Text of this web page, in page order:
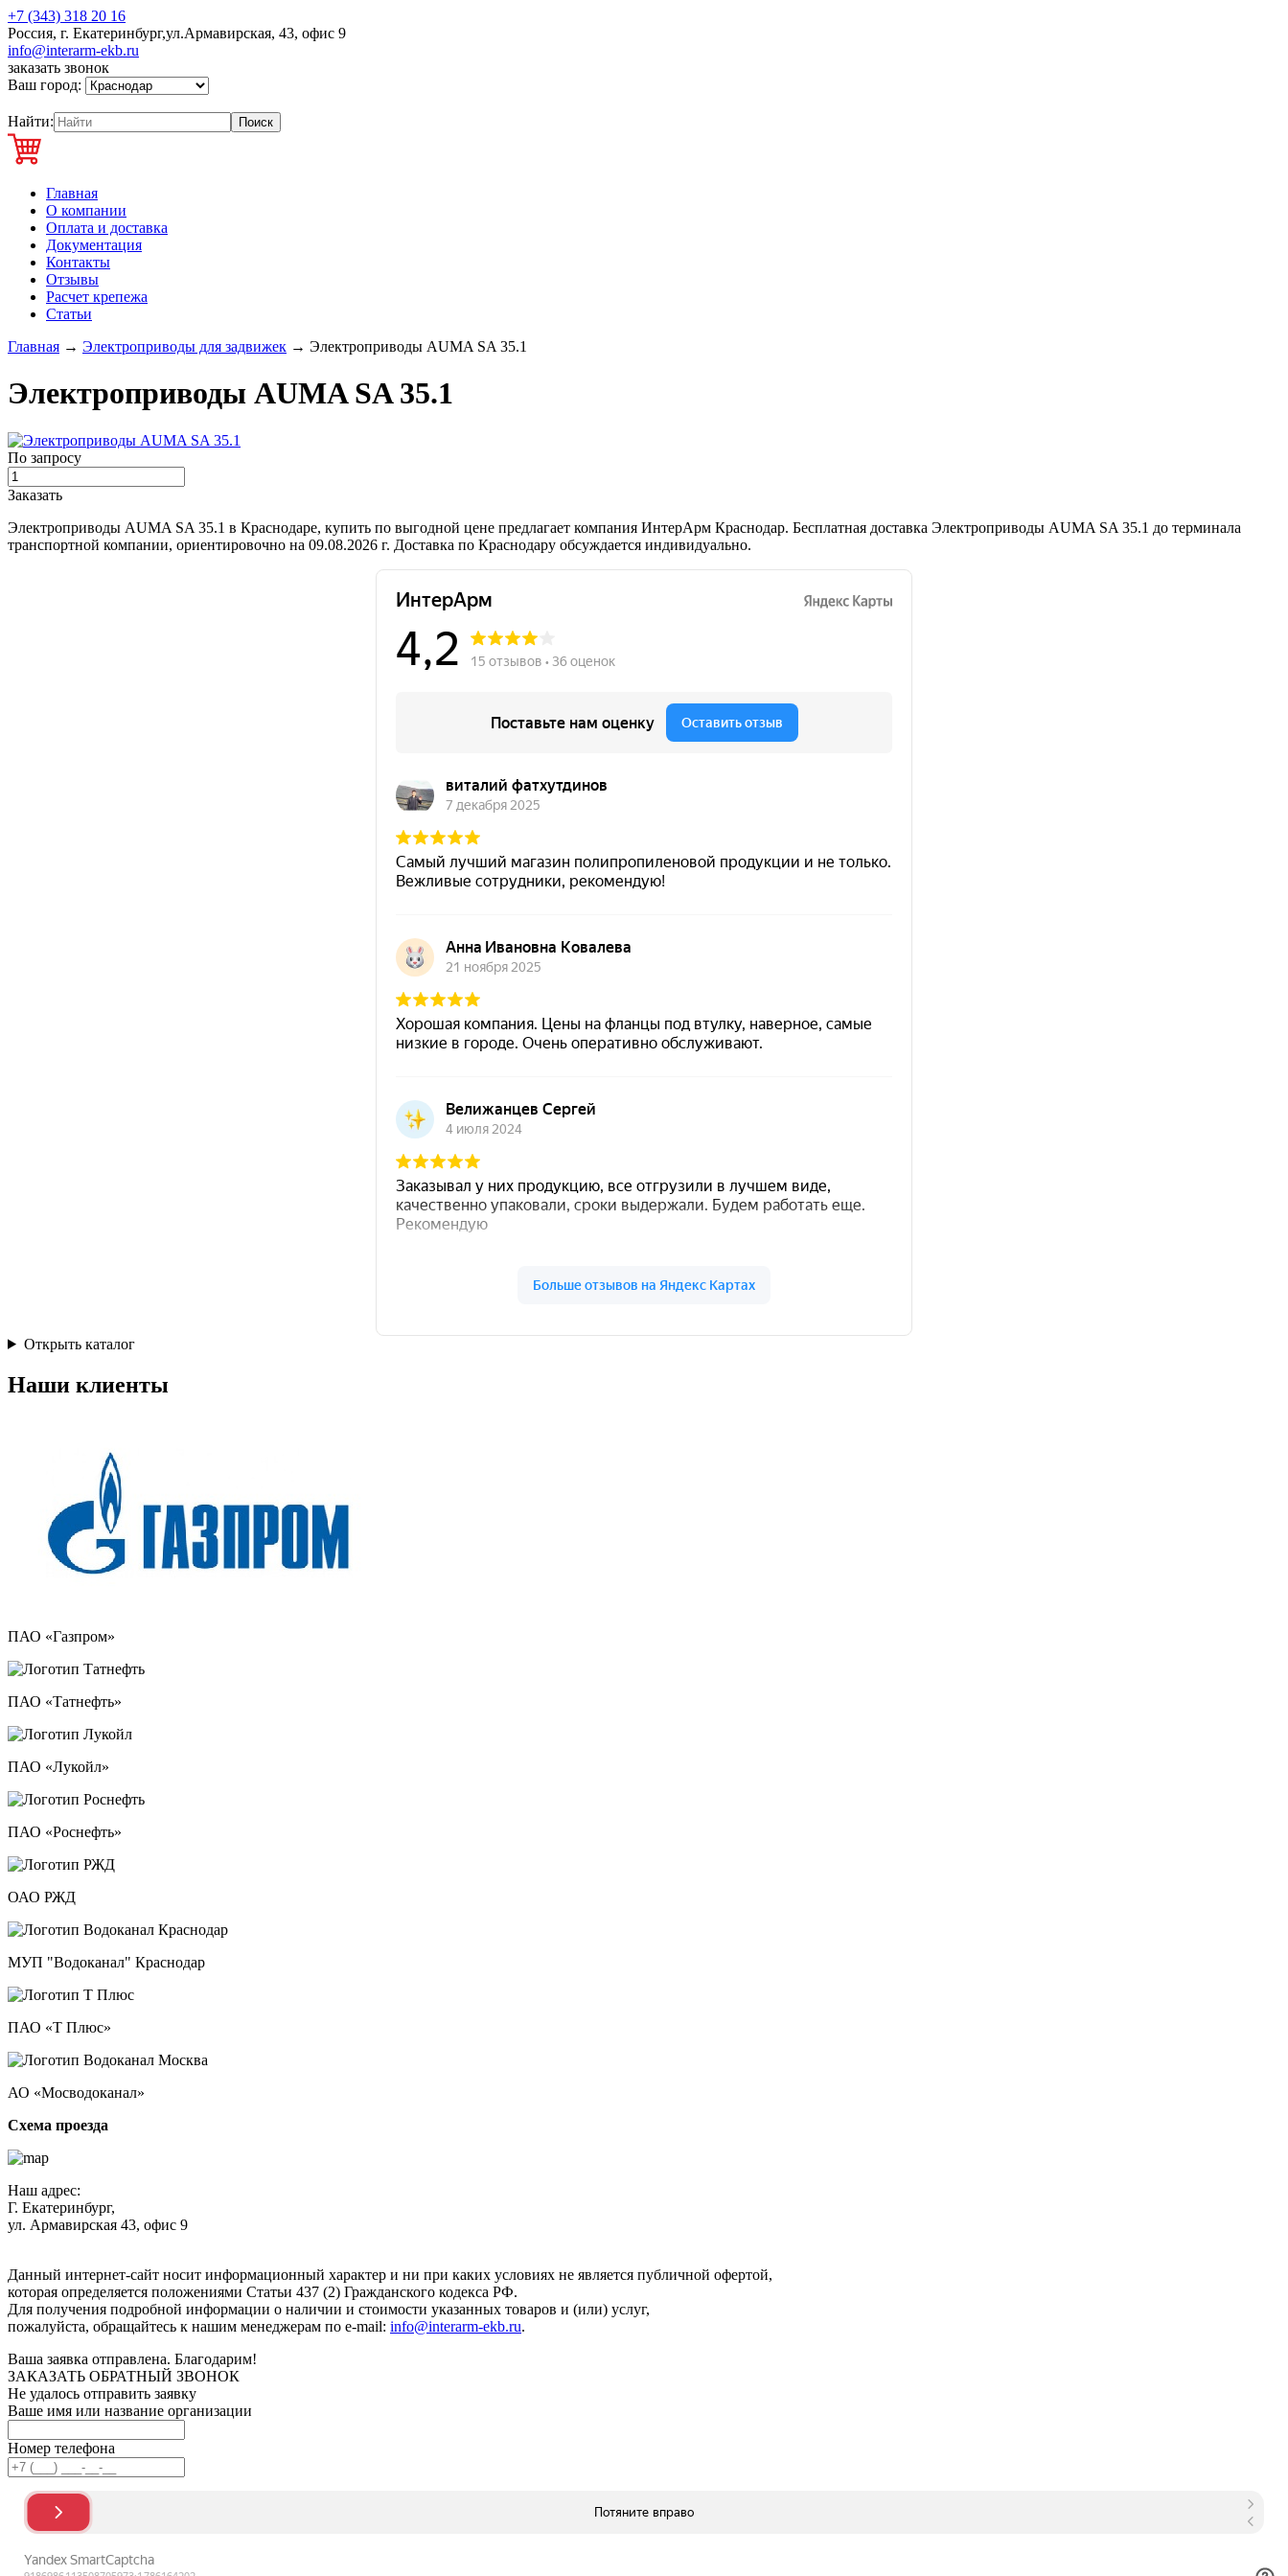
+7 (343) 318 20 16
Россия, г. Екатеринбург,ул.Армавирская, 43, офис 9
info@interarm-ekb.ru
заказать звонок
Ваш город:
Найти:
Главная
О компании
Оплата и доставка
Документация
Контакты
Отзывы
Расчет крепежа
Статьи
Главная → Электроприводы для задвижек → Электроприводы AUMA SA 35.1
Электроприводы AUMA SA 35.1
По запросу
Заказать
Электроприводы AUMA SA 35.1 в Краснодаре, купить по выгодной цене предлагает компания ИнтерАрм Краснодар. Бесплатная доставка Электроприводы AUMA SA 35.1 до терминала
транспортной компании, ориентировочно на 09.08.2026 г. Доставка по Краснодару обсуждается индивидуально.
Открыть каталог
Наши клиенты
ПАО «Газпром»
ПАО «Татнефть»
ПАО «Лукойл»
ПАО «Роснефть»
ОАО РЖД
МУП "Водоканал" Краснодар
ПАО «Т Плюс»
АО «Мосводоканал»
Схема проезда
Наш адрес:
Г. Екатеринбург,
ул. Армавирская 43, офис 9
Данный интернет-сайт носит информационный характер и ни при каких условиях не является публичной офертой,
которая определяется положениями Статьи 437 (2) Гражданского кодекса РФ.
Для получения подробной информации о наличии и стоимости указанных товаров и (или) услуг,
пожалуйста, обращайтесь к нашим менеджерам по e-mail: info@interarm-ekb.ru.
Ваша заявка отправлена. Благодарим!
ЗАКАЗАТЬ ОБРАТНЫЙ ЗВОНОК
Не удалось отправить заявку
Ваше имя или название организации
Номер телефона